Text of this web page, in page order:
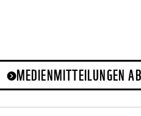
MEDIENMITTEILUNGEN